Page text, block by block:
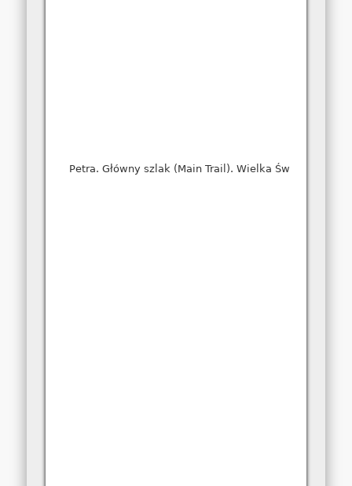
Petra. Główny szlak (Main Trail). Wielka Świątynia